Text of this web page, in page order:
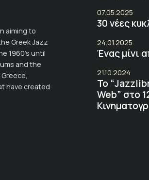
aiming to
Greek Jazz
1960’s until
and the
have created
07.05.2025
30 νέες
24.01.2025
Ένας μίνι
21.10.2024
Το
Web” στο